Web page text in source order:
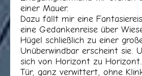
einer Mauer.
Dazu fällt mir eine
eine Gedankenreise über
Hügel schließlich zu einer
Unüberwindbar erscheint sie.
sich von Horizont zu
Tür, ganz verwittert, ohne